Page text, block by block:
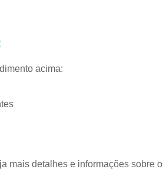
acima:
mais detalhes e informações sobre o